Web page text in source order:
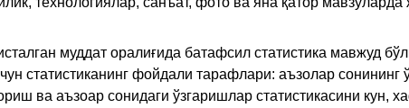
муддат оралиғида батафсил статистика мавжуд
статистиканинг фойдали тарафлари: аъзолар сонининг
ва аъзоар сонидаги ўзгаришлар статистикасини кун,